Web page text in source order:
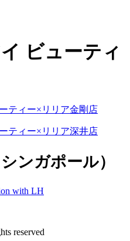
ビューティ
ティー×リリア金剛店
ティー×リリア深井店
シンガポール）
with LH
reserved